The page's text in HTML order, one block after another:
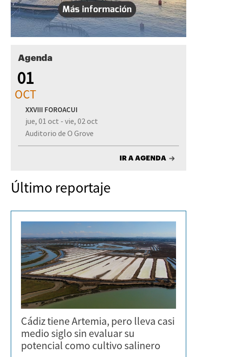
Agenda
01
OCT
XXVIII FOROACUI
jue, 01 oct - vie, 02 oct
Auditorio de O Grove
IR A AGENDA
Último reportaje
Cádiz tiene Artemia, pero lleva casi
medio siglo sin evaluar su
potencial como cultivo salinero